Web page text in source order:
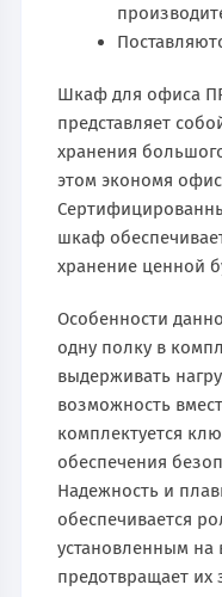
Шкаф для офиса
представляет
хранения
этом экономя
шкаф
хранение ценной
Особенности
одну полку в
выдерживать
возможность
комплектуется
обеспечения
Надежность и
обеспечивается
установленным на
предотвращает их